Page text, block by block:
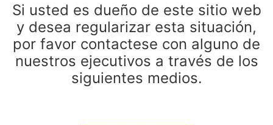
Si usted es dueño de este sitio web
y desea regularizar esta situación,
por favor contactese con alguno de
nuestros ejecutivos a través de los
siguientes medios.